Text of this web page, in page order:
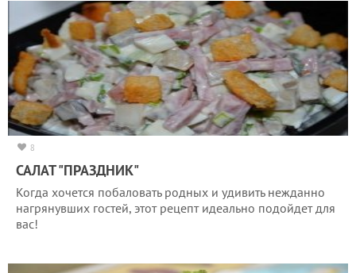
8
САЛАТ "ПРАЗДНИК"
Когда хочется побаловать родных и удивить нежданно
нагрянувших гостей, этот рецепт идеально подойдет для
вас!